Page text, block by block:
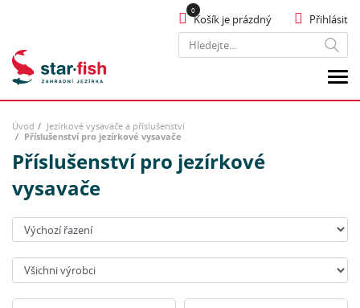
Hledat
Přihlásit
Košík je prázdný
Úvod
Jezírkové vysavače a příslušenství
Příslušenství pro jezírkové vysavače
Příslušenství pro jezírkové
vysavače
Seřadit:
Výrobci: